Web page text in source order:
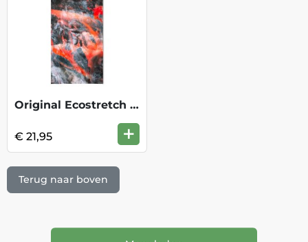
Original Ecostretch Nckwrmr - Lanic Mult
€ 21,95 +
Terug naar boven